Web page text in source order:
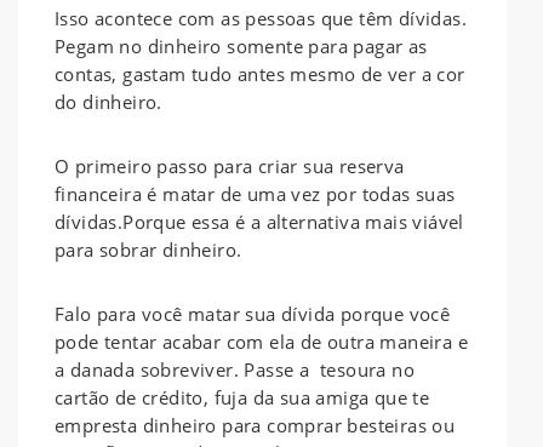
Isso acontece com as pessoas que têm dívidas.
Pegam no dinheiro somente para pagar as
contas, gastam tudo antes mesmo de ver a cor
do dinheiro.
O primeiro passo para criar sua reserva
financeira é matar de uma vez por todas suas
dívidas.Porque essa é a alternativa mais viável
para sobrar dinheiro.
Falo para você matar sua dívida porque você
pode tentar acabar com ela de outra maneira e
a danada sobreviver. Passe a tesoura no
cartão de crédito, fuja da sua amiga que te
empresta dinheiro para comprar besteiras ou